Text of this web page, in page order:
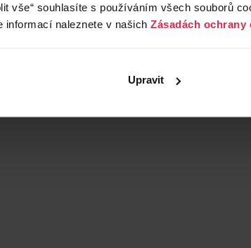
vše“ souhlasíte s používáním všech souborů
naleznete v našich Zásadách
Upravit